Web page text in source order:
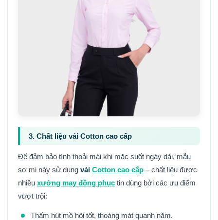
3. Chất liệu vải Cotton cao cấp
Để đảm bảo tính thoải mái khi mặc suốt ngày dài, mẫu
sơ mi này sử dụng vải Cotton cao cấp – chất liệu được
nhiều xưởng may đồng phục tin dùng bởi các ưu điểm
vượt trội:
Thấm hút mồ hôi tốt, thoáng mát quanh năm.